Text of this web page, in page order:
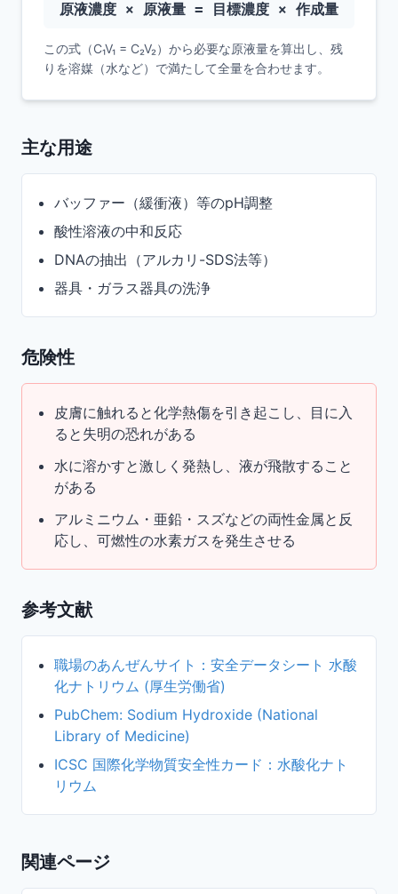
原液濃度 × 原液量 = 目標濃度 × 作成量
この式（C₁V₁ = C₂V₂）から必要な原液量を算出し、残
りを溶媒（水など）で満たして全量を合わせます。
主な用途
バッファー（緩衝液）等のpH調整
酸性溶液の中和反応
DNAの抽出（アルカリ-SDS法等）
器具・ガラス器具の洗浄
危険性
皮膚に触れると化学熱傷を引き起こし、目に入
ると失明の恐れがある
水に溶かすと激しく発熱し、液が飛散すること
がある
アルミニウム・亜鉛・スズなどの両性金属と反
応し、可燃性の水素ガスを発生させる
参考文献
職場のあんぜんサイト：安全データシート 水酸
化ナトリウム (厚生労働省)
PubChem: Sodium Hydroxide (National
Library of Medicine)
ICSC 国際化学物質安全性カード：水酸化ナト
リウム
関連ページ